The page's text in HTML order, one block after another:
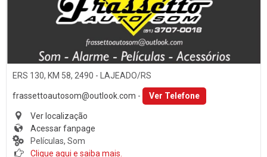
PORTO ALEGRE (1)
SANTA CRUZ DO SUL (15)
TEUTÔNIA (14)
VENÂNCIO AIRES (16)
Películas
Engate de Reboques
Martelinho de Ouro
Lavagem Automotiva
ERS 130, KM 58, 2490 - LAJEADO/RS
frassettoautosom@outlook.com - Ver Telefone
Ver localização
Acessar fanpage
Películas, Som
Clique aqui e saiba mais.